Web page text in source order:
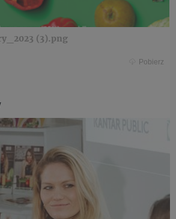
(3).png
Pobierz